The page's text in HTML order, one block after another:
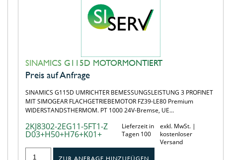
SINAMICS G115D MOTORMONTIERT
Preis auf Anfrage
SINAMICS G115D UMRICHTER BEMESSUNGSLEISTUNG 3 PROFINET
MIT SIMOGEAR FLACHGETRIEBEMOTOR FZ39-LE80 Premium
WIDERSTANDSTHERMOM. PT 1000 24V-Bremse, UE…
2KJ8302-2EG11-5FT1-Z
D03+H50+H76+K01+
Lieferzeit in
Tagen 100
exkl. MwSt. |
kostenloser
Versand
ZUR ANFRAGE HINZUFÜGEN